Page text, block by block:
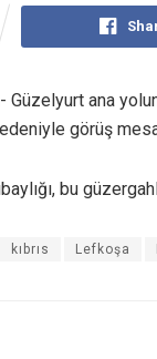
Güzelyurt ana
görüş
bu
kıbrıs Lefkoşa